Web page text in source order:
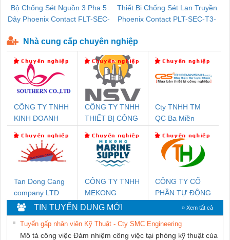
Bộ Chống Sét Nguồn 3 Pha 5
Dây Phoenix Contact FLT-SEC-
Thiết Bị Chống Sét Lan Truyền
Phoenix Contact PLT-SEC-T3-
Nhà cung cấp chuyên nghiệp
CÔNG TY TNHH
KINH DOANH
PHƯƠNG NAM
CÔNG TY TNHH
THIẾT BỊ CÔNG
SETSUBI VIỆT
NAM
Cty TNHH TM
QC Ba Miền
Tan Dong Cang
company LTD
CÔNG TY TNHH
MEKONG
MARINE
SUPPLY
CÔNG TY CỔ
PHẦN TỰ ĐỘNG
TIẾN HƯNG
TIN TUYỂN DỤNG MỚI » Xem tất cả
Tuyển gấp nhân viên Kỹ Thuật - Cty SMC Engineering
Mô tả công việc Đảm nhiệm công việc tại phòng kỹ thuật của